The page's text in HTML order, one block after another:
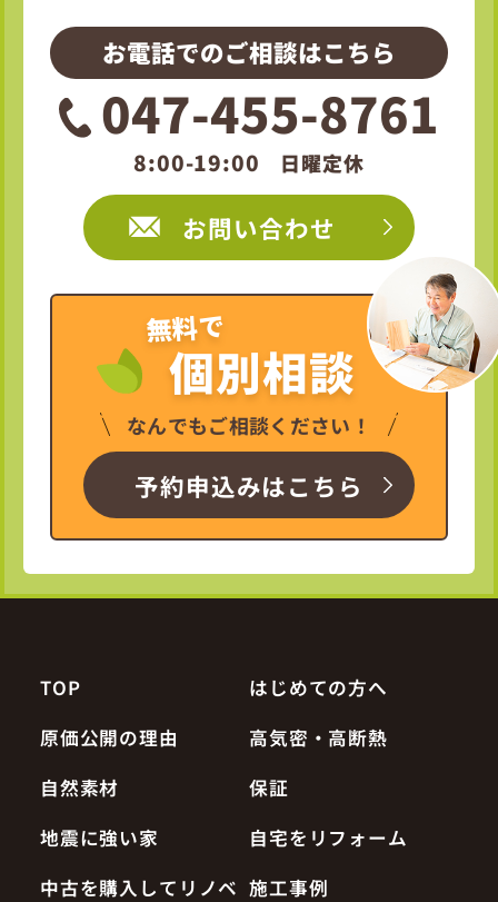
お電話でのご相談はこちら
047-455-8761
8:00-19:00 日曜定休
お問い合わせ
無料で
個別相談
なんでもご相談ください！
予約申込みはこちら
TOP
はじめての方へ
原価公開の理由
高気密・高断熱
自然素材
保証
地震に強い家
自宅をリフォーム
中古を購入してリノベ 施工事例